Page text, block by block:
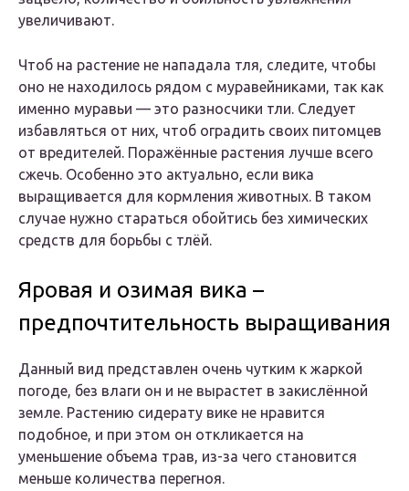
увеличивают.
Чтоб на растение не нападала тля, следите, чтобы
оно не находилось рядом с муравейниками, так как
именно муравьи — это разносчики тли. Следует
избавляться от них, чтоб оградить своих питомцев
от вредителей. Поражённые растения лучше всего
сжечь. Особенно это актуально, если вика
выращивается для кормления животных. В таком
случае нужно стараться обойтись без химических
средств для борьбы с тлёй.
Яровая и озимая вика –
предпочтительность выращивания
Данный вид представлен очень чутким к жаркой
погоде, без влаги он и не вырастет в закислённой
земле. Растению сидерату вике не нравится
подобное, и при этом он откликается на
уменьшение объема трав, из-за чего становится
меньше количества перегноя.